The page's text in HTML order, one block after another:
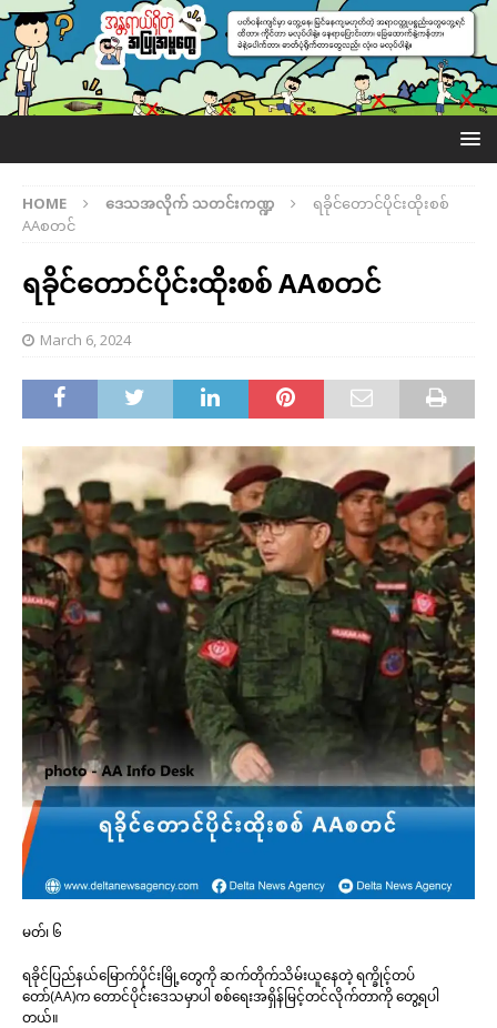
HOME ဒေသအလိုက် သတင်းကဏ္ဍ
ရခိုင်တောင်ပိုင်းထိုးစစ်
AAစတင်
ရခိုင်တောင်ပိုင်းထိုးစစ် AAစတင်
March 6, 2024
မတ်၊ ၆
ရခိုင်ပြည်နယ်မြောက်ပိုင်းမြို့တွေကို ဆက်တိုက်သိမ်းယူနေတဲ့ ရက္ခိုင့်တပ်
တော်(AA)က တောင်ပိုင်းဒေသမှာပါ စစ်ရေးအရှိန်မြင့်တင်လိုက်တာကို တွေ့ရပါ
တယ်။